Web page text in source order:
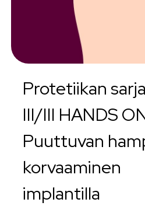
Protetiikan
III/III HANDS
Puuttuvan
korvaaminen
implantilla